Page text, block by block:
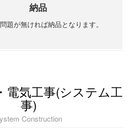
納品
題が無ければ納品となります。
電気工事(システム工
事)
Construction